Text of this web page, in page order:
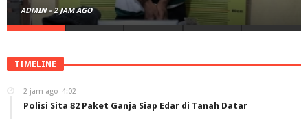
ADMIN - 21 JAM AGO
TIMELINE
2 jam ago 4:02
Polisi Sita 82 Paket Ganja Siap Edar di Tanah Datar